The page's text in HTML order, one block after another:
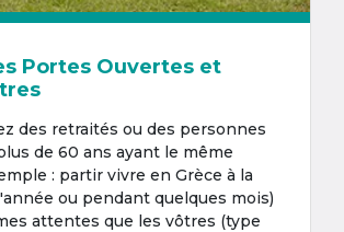
Portes Ouvertes et
des retraités ou des personnes
de 60 ans ayant le même
: partir vivre en Grèce à la
ou pendant quelques mois)
attentes que les vôtres (type